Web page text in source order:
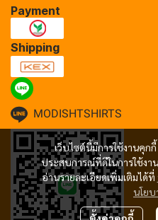
เว็บไซต์นี้มีการใช้งานคุ
ประสบการณ์ที่ดีในการใช้งา
อ่านรายละเอียดเพิ่มเติมได้ที่
นโย
Payment
Shipping
MODISHTSHIRTS